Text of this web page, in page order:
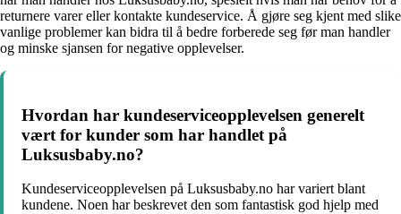
returnere varer eller kontakte kundeservice. Å gjøre seg kjent med slike
vanlige problemer kan bidra til å bedre forberede seg før man handler
og minske sjansen for negative opplevelser.
Hvordan har kundeserviceopplevelsen generelt
vært for kunder som har handlet på
Luksusbaby.no?
Kundeserviceopplevelsen på Luksusbaby.no har variert blant
kundene. Noen har beskrevet den som fantastisk god hjelp med